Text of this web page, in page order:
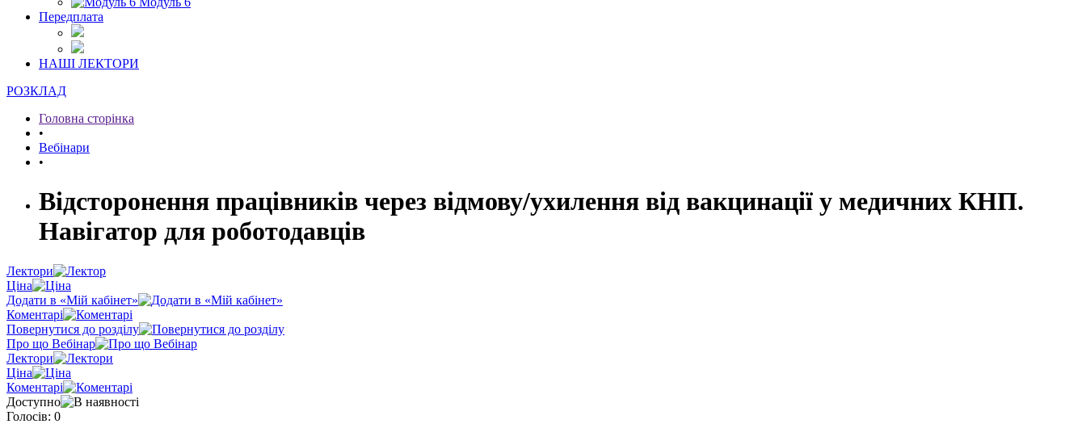
Передплата
НАШІ ЛЕКТОРИ
РОЗКЛАД
Головна сторінка
•
Вебінари
•
Відсторонення працівників через відмову/ухилення від вакцинації у медичних КНП.
Навігатор для роботодавців
Лектори
Ціна
Додати в «Мій кабінет»
Коментарі
Повернутися до розділу
Про що Вебінар
Лектори
Ціна
Коментарі
Доступно
Голосів: 0